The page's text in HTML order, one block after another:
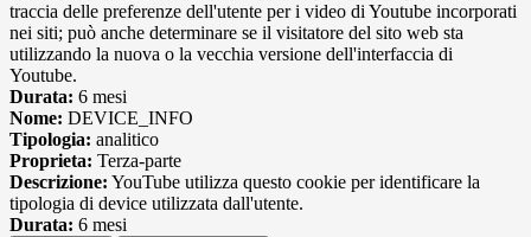
traccia delle preferenze dell'utente per i video di Youtube incorporati
nei siti; può anche determinare se il visitatore del sito web sta
utilizzando la nuova o la vecchia versione dell'interfaccia di
Youtube.
Durata: 6 mesi
Nome: DEVICE_INFO
Tipologia: analitico
Proprieta: Terza-parte
Descrizione: YouTube utilizza questo cookie per identificare la
tipologia di device utilizzata dall'utente.
Durata: 6 mesi